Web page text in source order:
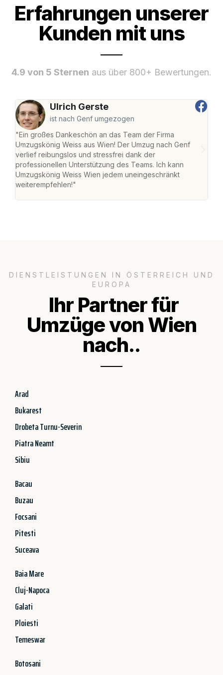
Erfahrungen unserer
Kunden mit uns
4.9 von 5 Sternen aus über 800+ Bewertungen.
Ulrich Gerste
ist nach Genf umgezogen
"Ein großes Dankeschön an das Team der Firma
Umzugskönig Weiss aus Wien! Der Umzug nach Genf
verlief reibungslos und stressfrei dank der
professionellen Unterstützung des Teams. Ich kann
Umzugskönig Weiss Wien jedem uneingeschränkt
weiterempfehlen!"
DIENSTLEISTUNGEN IN ÖSTERREICH UND
EUROPA
Ihr Partner für
Umzüge von Wien
nach..
Arad
Bukarest
Drobeta Turnu-Severin
Piatra Neamt
Sibiu
Bacau
Buzau
Focsani
Pitesti
Suceava
Baia Mare
Cluj-Napoca
Galati
Ploiesti
Temeswar
Botosani